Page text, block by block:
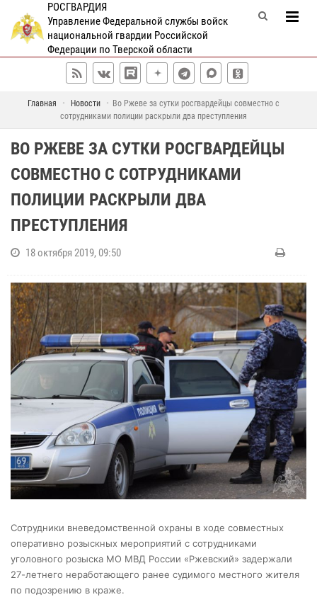
РОСГВАРДИЯ
Управление Федеральной службы войск
национальной гвардии Российской
Федерации по Тверской области
Главная Новости
Во Ржеве за сутки росгвардейцы совместно с
сотрудниками полиции раскрыли два преступления
ВО РЖЕВЕ ЗА СУТКИ РОСГВАРДЕЙЦЫ
СОВМЕСТНО С СОТРУДНИКАМИ
ПОЛИЦИИ РАСКРЫЛИ ДВА
ПРЕСТУПЛЕНИЯ
18 октября 2019, 09:50
Сотрудники вневедомственной охраны в ходе совместных
оперативно розыскных мероприятий с сотрудниками
уголовного розыска МО МВД России «Ржевский» задержали
27-летнего неработающего ранее судимого местного жителя
по подозрению в краже.